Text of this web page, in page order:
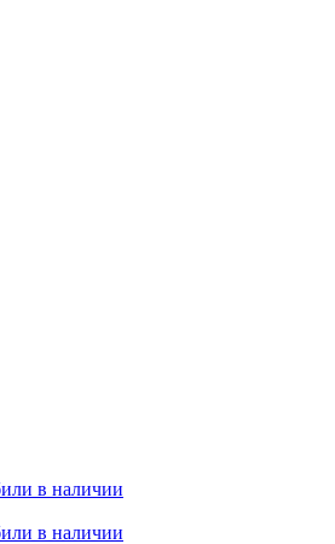
в наличии
в наличии